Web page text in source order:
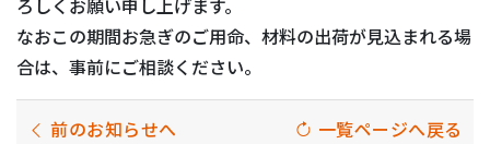
ろしくお願い申し上げます。
なおこの期間お急ぎのご用命、材料の出荷が⾒込まれる場
合は、事前にご相談ください。
前のお知らせへ
一覧ページへ戻る